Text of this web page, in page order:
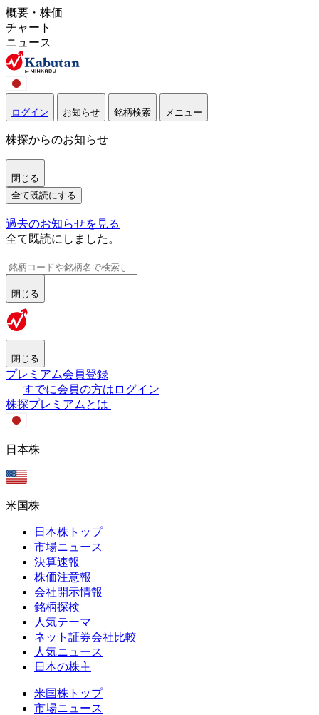
概要・株価
チャート
ニュース
ログイン お知らせ 銘柄検索 メニュー
株探からのお知らせ
閉じる
全て既読にする
過去のお知らせを見る
全て既読にしました。
閉じる
閉じる
プレミアム会員登録
すでに会員の方はログイン
株探プレミアムとは
日本株
米国株
日本株トップ
市場ニュース
決算速報
株価注意報
会社開示情報
銘柄探検
人気テーマ
ネット証券会社比較
人気ニュース
日本の株主
米国株トップ
市場ニュース